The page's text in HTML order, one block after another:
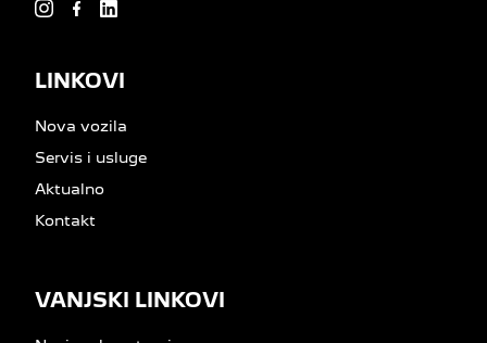
LINKOVI
Nova vozila
Servis i usluge
Aktualno
Kontakt
VANJSKI LINKOVI